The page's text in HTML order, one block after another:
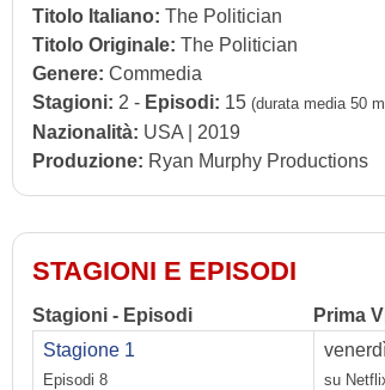
Titolo Italiano: The Politician
Titolo Originale: The Politician
Genere: Commedia
Stagioni: 2 - Episodi: 15 (durata media 50
Nazionalità: USA | 2019
Produzione: Ryan Murphy Productions
STAGIONI E EPISODI
Stagioni - Episodi Prima
Stagione 1
Episodi 8 su